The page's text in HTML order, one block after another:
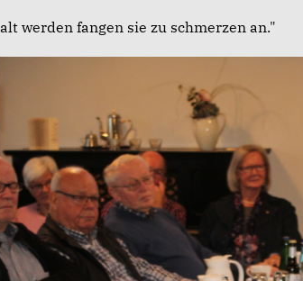
werden fangen sie zu schmerzen an."